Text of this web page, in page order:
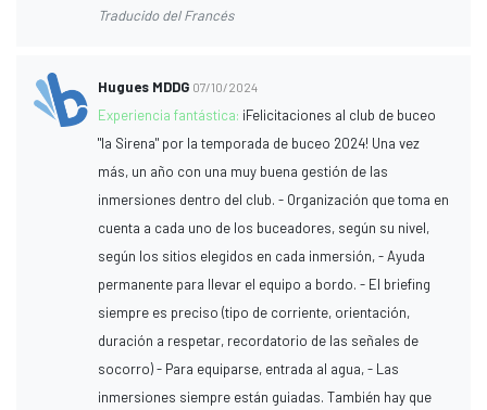
Traducido del Francés
Hugues MDDG 07/10/2024
Experiencia fantástica: ¡Felicitaciones al club de buceo
"la Sirena" por la temporada de buceo 2024! Una vez
más, un año con una muy buena gestión de las
inmersiones dentro del club. - Organización que toma en
cuenta a cada uno de los buceadores, según su nivel,
según los sitios elegidos en cada inmersión, - Ayuda
permanente para llevar el equipo a bordo. - El briefing
siempre es preciso (tipo de corriente, orientación,
duración a respetar, recordatorio de las señales de
socorro) - Para equiparse, entrada al agua, - Las
inmersiones siempre están guiadas. También hay que